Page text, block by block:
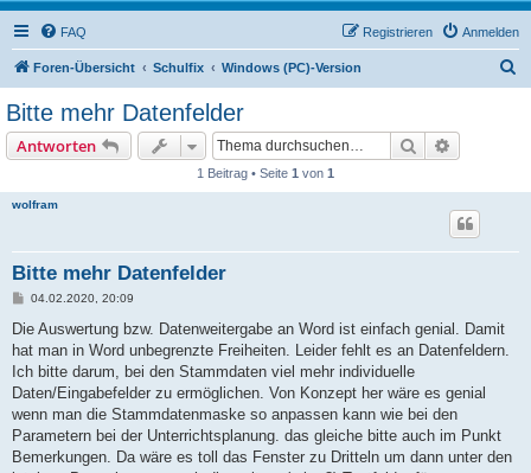
FAQ Anmelden
Registrieren
Foren-Übersicht Schulfix Windows (PC)-Version
Bitte mehr Datenfelder
Antworten Suche
1 Beitrag • Seite 1 von 1
wolfram
Bitte mehr Datenfelder
B
i
r
a
04.02.2020, 20:09
Die Auswertung bzw. Datenweitergabe an Word ist einfach genial. Damit
hat man in Word unbegrenzte Freiheiten. Leider fehlt es an Datenfeldern.
Ich bitte darum, bei den Stammdaten viel mehr individuelle
Daten/Eingabefelder zu ermöglichen. Von Konzept her wäre es genial
wenn man die Stammdatenmaske so anpassen kann wie bei den
Parametern bei der Unterrichtsplanung. das gleiche bitte auch im Punkt
Bemerkungen. Da wäre es toll das Fenster zu Dritteln um dann unter den